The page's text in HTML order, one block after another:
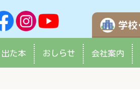
出た本 おしらせ 会社案内